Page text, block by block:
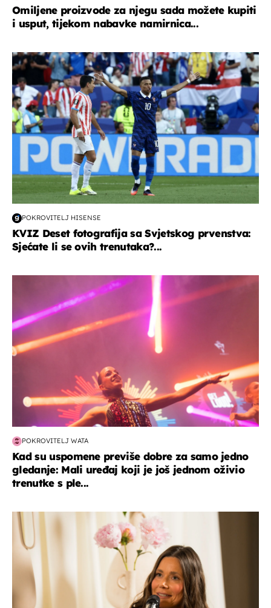
Omiljene proizvode za njegu sada možete kupiti
i usput, tijekom nabavke namirnica...
svjetsko prvenstvo 2026
POKROVITELJ HISENSE
KVIZ Deset fotografija sa Svjetskog prvenstva:
Sjećate li se ovih trenutaka?...
POKROVITELJ WATA
Kad su uspomene previše dobre za samo jedno
gledanje: Mali uređaj koji je još jednom oživio
trenutke s ple...
moda & ljepota